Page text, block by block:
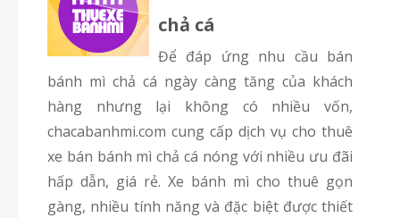
chả cá
Để đáp ứng nhu cầu bán
bánh mì chả cá ngày càng tăng của khách
hàng nhưng lại không có nhiều vốn,
chacabanhmi.com cung cấp dịch vụ cho thuê
xe bán bánh mì chả cá nóng với nhiều ưu đãi
hấp dẫn, giá rẻ. Xe bánh mì cho thuê gọn
gàng, nhiều tính năng và đặc biệt được thiết